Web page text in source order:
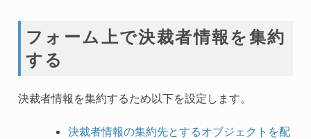
フォーム上で決裁者情報を集約
する
決裁者情報を集約するため以下を設定します。
決裁者情報の集約先とするオブジェクトを配